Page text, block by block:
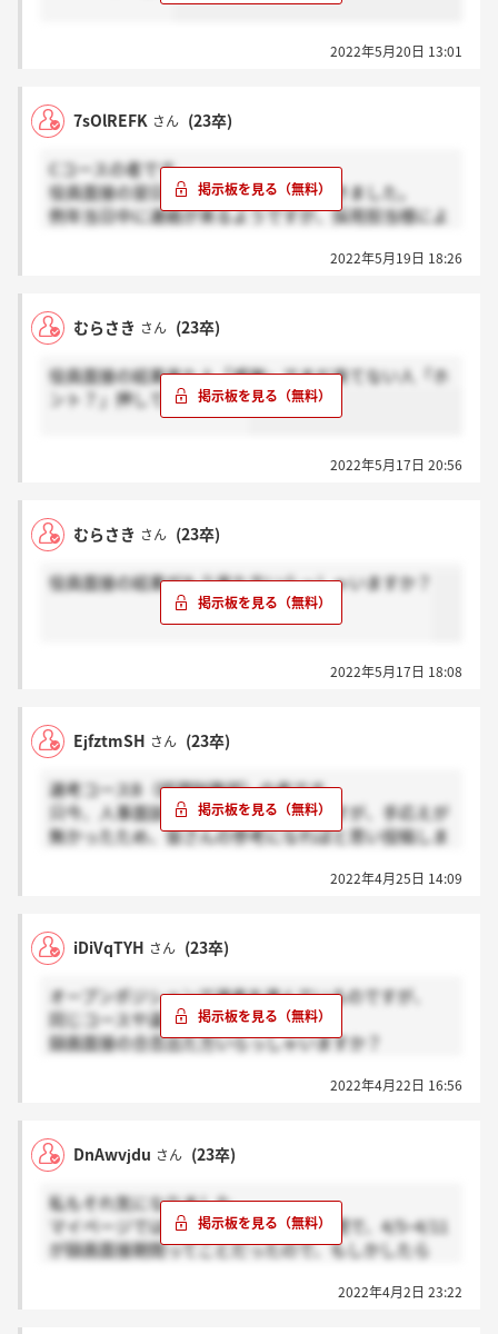
2022年5月20日 13:01
7sOlREFK さん (23卒)
Cコースの者です。
役員面接の翌日昼、通過のご案内を頂きました。
例年当日中に連絡が来るようですが、採用担当様によ
は採用担当と上級役員クラスの二人でした。
聞かれた事
・自己PRと志望動機
・大学で学んでいる事
・具体的なキャリアプラン
・あなたにとって営業とは？
2022年5月19日 18:26
むらさき さん (23卒)
役員面接の結果来た人「感謝」でまだ来てない人「ホ
ント？」押して欲しいです
2022年5月17日 20:56
むらさき さん (23卒)
役員面接の結果がもう来た方いらっしゃいますか？
2022年5月17日 18:08
EjfztmSH さん (23卒)
選考コースB（経理財務部）の者です。
只今、人事面談、個人面接終えたのですが、手応えが
無かったため、皆さんの参考になればと思い投稿しま
・自己PRを1分間程度と、その深掘り質問
・志望動機
・職種に関する理解
2022年4月25日 14:09
iDiVqTYH さん (23卒)
オープンポジションで選考を進んでいるのですが、
同じコースや違うコースで
録画面接の合否出た方いらっしゃいますか？
2022年4月22日 16:56
DnAwvjdu さん (23卒)
私もそれ気になりました。
マイページでは3/31までが適性検査期間で、4/5~4/11
が録画面接期間ってことだったので、もしかしたら
ね！明確なこと言えなくてごめんなさい！2022年4月2日 23:22